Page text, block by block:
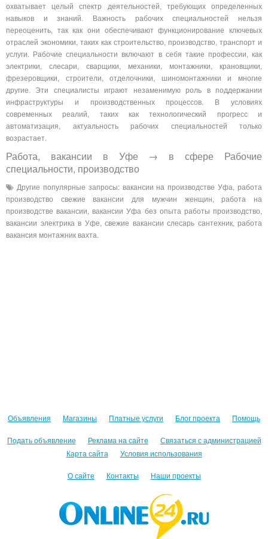
охватывает целый спектр деятельностей, требующих определенных
навыков и знаний. Важность рабочих специальностей нельзя
переоценить, так как они обеспечивают функционирование ключевых
отраслей экономики, таких как строительство, производство, транспорт и
услуги. Рабочие специальности включают в себя такие профессии, как
электрики, слесари, сварщики, механики, монтажники, крановщики,
фрезеровщики, строители, отделочники, шиномонтажники и многие
другие. Эти специалисты играют незаменимую роль в поддержании
инфраструктуры и производственных процессов. В условиях
современных реалий, таких как технологический прогресс и
автоматизация, актуальность рабочих специальностей только
возрастает.
Работа, вакансии в Уфе → в сфере Рабочие
специальности, производство
Другие популярные запросы: вакансии на производстве Уфа, работа
производство свежие вакансии для мужчин женщин, работа на
производстве вакансии, вакансии Уфа без опыта работы производство,
вакансии электрика в Уфе, свежие вакансии слесарь сантехник, работа
вакансия монтажник вахта.
Объявления Магазины Платные услуги Блог проекта Помощь
Подать объявление Реклама на сайте
Связаться с администрацией
Карта сайта
Условия использования
О сайте Контакты Наши проекты